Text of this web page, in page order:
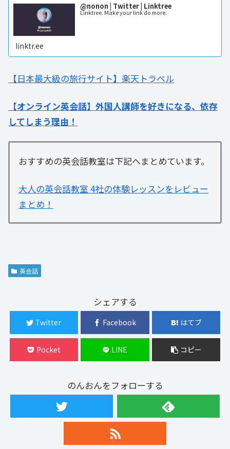
@nonon | Twitter | Linktree
Linktree. Make your link do more.
linktr.ee
【日本最大級の旅行サイト】楽天トラベル
【オンライン英会話】外国人講師を好きになる、依存
してしまう理由！
おすすめの英会話教室は下記へまとめています。
大人の英会話教室 4社の体験レッスンをレビュー
まとめ！
英会話
シェアする
Twitter Facebook はてブ
Pocket LINE コピー
のんおんをフォローする